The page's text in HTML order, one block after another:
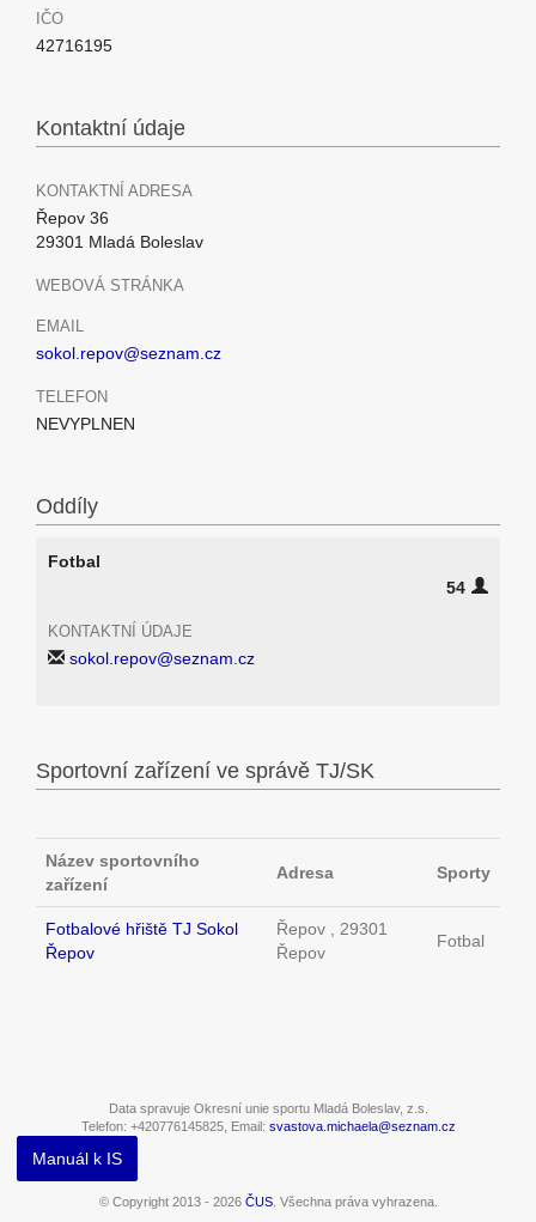
IČO
42716195
Kontaktní údaje
KONTAKTNÍ ADRESA
Řepov 36
29301 Mladá Boleslav
WEBOVÁ STRÁNKA
EMAIL
sokol.repov@seznam.cz
TELEFON
NEVYPLNEN
Oddíly
Fotbal
54
KONTAKTNÍ ÚDAJE
sokol.repov@seznam.cz
Sportovní zařízení ve správě TJ/SK
Název sportovního
zařízení
Adresa Sporty
Fotbalové hřiště TJ Sokol
Řepov
Řepov , 29301
Řepov
Fotbal
Data spravuje Okresní unie sportu Mladá Boleslav, z.s.
Telefon: +420776145825, Email: svastova.michaela@seznam.cz
Manuál k IS
© Copyright 2013 - 2026 ČUS. Všechna práva vyhrazena.